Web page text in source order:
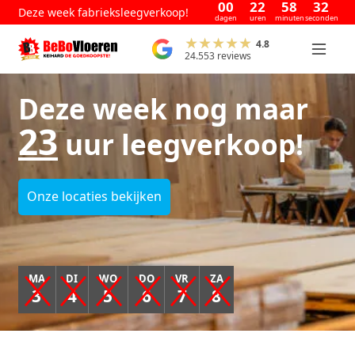
Deze week fabrieksleegverkoop! 00
dagen
22
uren
58
minuten
31
seconden
4.8
24.553 reviews
Deze week nog maar
23uur leegverkoop!
Onze locaties bekijken
MA
3
DI
4
WO
5
DO
6
VR
7
ZA
8